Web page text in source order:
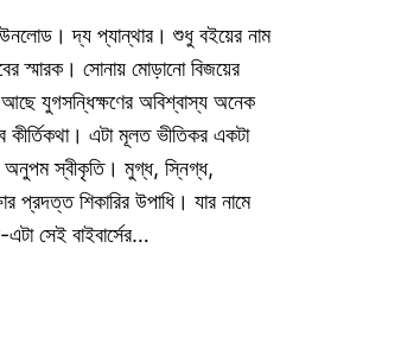
দ্য প্যান্থার। শুধু বইয়ের নাম
স্মারক। সোনায় মোড়ানো বিজয়ের
যুগসন্ধিক্ষণের অবিশ্বাস্য অনেক
কীর্তিকথা। এটা মূলত ভীতিকর একটা
অনুপম স্বীকৃতি। মুগ্ধ, স্নিগ্ধ,
প্রদত্ত শিকারির উপাধি। যার নামে
সেই বাইবার্সের…